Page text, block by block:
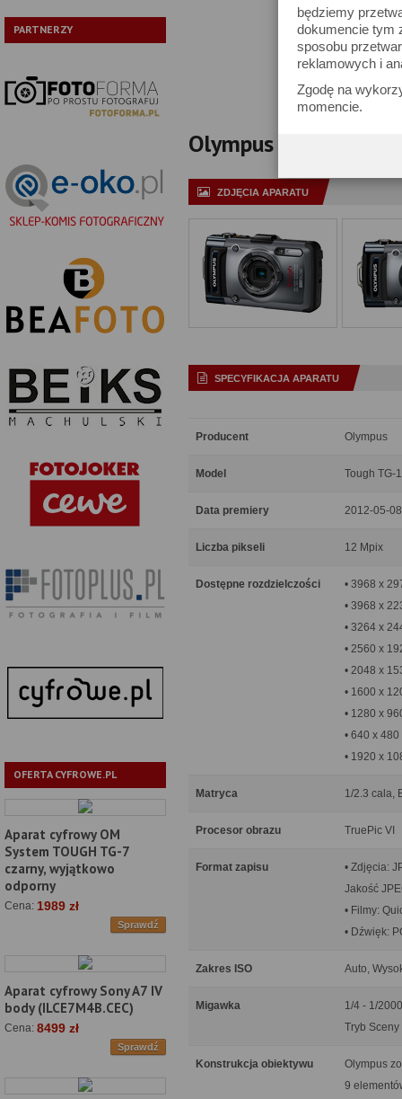
będziemy
dokumencie tym
sposobu
reklamowych i
Zgodę na
momencie.
PARTNERZY
OFERTA CYFROWE.PL
Aparat cyfrowy OM
System TOUGH TG-7
czarny, wyjątkowo
odporny
Cena: 1989 zł
Sprawdź
Aparat cyfrowy Sony A7 IV
body (ILCE7M4B.CEC)
Cena: 8499 zł
Sprawdź
Typ:
Pokaż tylko
Olympus Tough TG-
ZDJĘCIA APARATU
SPECYFIKACJA APARATU
Producent Olympus
Model Tough TG-1
Data premiery 2012-05-08
Liczba pikseli 12 Mpix
Dostępne rozdzielczości
• 3968 x
• 3968 x
• 3264 x
• 2560 x
• 2048 x
• 1600 x
• 1280 x
• 640 x 480
• 1920 x
Matryca 1/2.3 cala,
Procesor obrazu TruePic VI
Format zapisu
• Zdjęcia:
Jakość
• Filmy:
• Dźwięk:
Zakres ISO Auto,
Migawka
1/4 - 1/
Tryb
Konstrukcja obiektywu
Olympus
9